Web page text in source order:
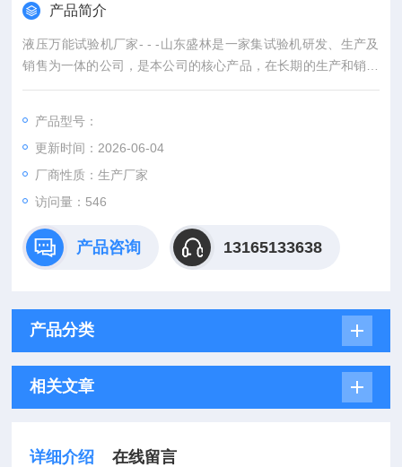
产品简介
液压万能试验机厂家- - -山东盛林是一家集试验机研发、生产及
销售为一体的公司，是本公司的核心产品，在长期的生产和销售
中受到了相关质检部门及企业的大力支持和认可，该系列产品可
离等多种力学性能测试的高精度设备，广泛应用于材料科学、航
空航天、汽车制造、建筑建材等领域。
产品型号：
更新时间：2026-06-04
厂商性质：生产厂家
访问量：546
产品咨询 13165133638
产品分类
相关文章
详细介绍 在线留言